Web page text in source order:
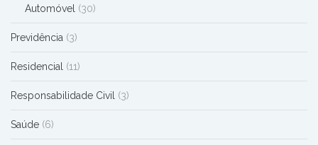
Automóvel (30)
Previdência (3)
Residencial (11)
Responsabilidade Civil (3)
Saúde (6)